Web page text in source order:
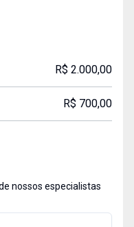
R$ 2.000,00
R$ 700,00
nossos especialistas